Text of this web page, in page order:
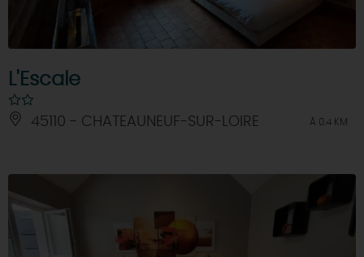
L'Escale
45110 - CHATEAUNEUF-SUR-LOIRE À 0.4 KM